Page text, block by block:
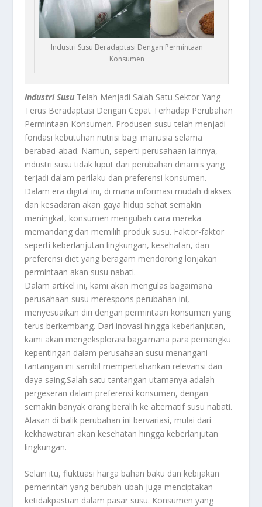
Industri Susu Beradaptasi Dengan Permintaan
Konsumen
Industri Susu Telah Menjadi Salah Satu Sektor Yang
Terus Beradaptasi Dengan Cepat Terhadap Perubahan
Permintaan Konsumen. Produsen susu telah menjadi
fondasi kebutuhan nutrisi bagi manusia selama
berabad-abad. Namun, seperti perusahaan lainnya,
industri susu tidak luput dari perubahan dinamis yang
terjadi dalam perilaku dan preferensi konsumen.
Dalam era digital ini, di mana informasi mudah diakses
dan kesadaran akan gaya hidup sehat semakin
meningkat, konsumen mengubah cara mereka
memandang dan memilih produk susu. Faktor-faktor
seperti keberlanjutan lingkungan, kesehatan, dan
preferensi diet yang beragam mendorong lonjakan
permintaan akan susu nabati.
Dalam artikel ini, kami akan mengulas bagaimana
perusahaan susu merespons perubahan ini,
menyesuaikan diri dengan permintaan konsumen yang
terus berkembang. Dari inovasi hingga keberlanjutan,
kami akan mengeksplorasi bagaimana para pemangku
kepentingan dalam perusahaan susu menangani
tantangan ini sambil mempertahankan relevansi dan
daya saing.Salah satu tantangan utamanya adalah
pergeseran dalam preferensi konsumen, dengan
semakin banyak orang beralih ke alternatif susu nabati.
Alasan di balik perubahan ini bervariasi, mulai dari
kekhawatiran akan kesehatan hingga keberlanjutan
lingkungan.
Selain itu, fluktuasi harga bahan baku dan kebijakan
pemerintah yang berubah-ubah juga menciptakan
ketidakpastian dalam pasar susu. Konsumen yang